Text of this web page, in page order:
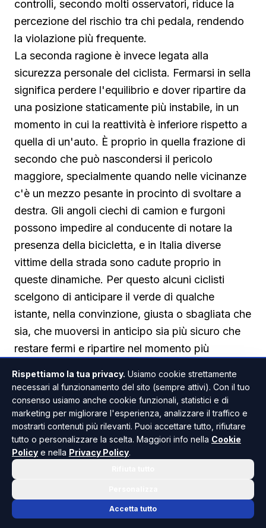
controlli, secondo molti osservatori, riduce la
percezione del rischio tra chi pedala, rendendo
la violazione più frequente.
La seconda ragione è invece legata alla
sicurezza personale del ciclista. Fermarsi in sella
significa perdere l'equilibrio e dover ripartire da
una posizione staticamente più instabile, in un
momento in cui la reattività è inferiore rispetto a
quella di un'auto. È proprio in quella frazione di
secondo che può nascondersi il pericolo
maggiore, specialmente quando nelle vicinanze
c'è un mezzo pesante in procinto di svoltare a
destra. Gli angoli ciechi di camion e furgoni
possono impedire al conducente di notare la
presenza della bicicletta, e in Italia diverse
vittime della strada sono cadute proprio in
queste dinamiche. Per questo alcuni ciclisti
scelgono di anticipare il verde di qualche
istante, nella convinzione, giusta o sbagliata che
sia, che muoversi in anticipo sia più sicuro che
restare fermi e ripartire nel momento più
La normativa attuale prevede multe da 167 a
665 euro, ma i punti della patente non vengono
toccati
Comprendere le motivazioni, però, non rende il
davanti alla luce rossa, e l'articolo 146, comma
3, stabilisce per chi contravviene una sanzione
Rispettiamo la tua privacy. Usiamo cookie strettamente
necessari al funzionamento del sito (sempre attivi). Con il tuo
consenso usiamo anche cookie funzionali, statistici e di
marketing per migliorare l'esperienza, analizzare il traffico e
mostrarti contenuti più rilevanti. Puoi accettare tutto, rifiutare
tutto o personalizzare la scelta. Maggiori info nella Cookie
Policy e nella Privacy Policy.
Accetta tutto